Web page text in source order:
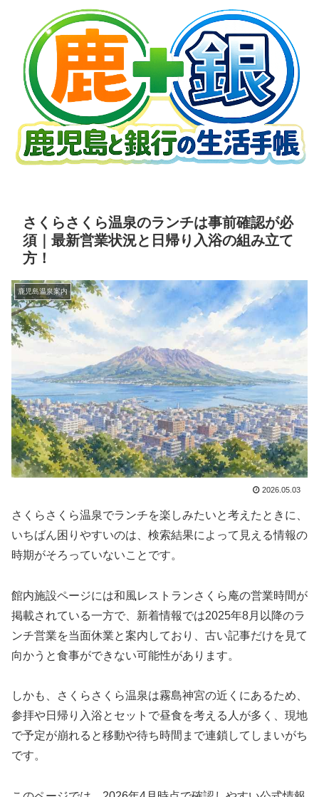
さくらさくら温泉のランチは事前確認が必
須｜最新営業状況と日帰り入浴の組み立て
方！
鹿児島温泉案内
2026.05.03
さくらさくら温泉でランチを楽しみたいと考えたときに、
いちばん困りやすいのは、検索結果によって見える情報の
時期がそろっていないことです。
館内施設ページには和風レストランさくら庵の営業時間が
掲載されている一方で、新着情報では2025年8月以降のラ
ンチ営業を当面休業と案内しており、古い記事だけを見て
向かうと食事ができない可能性があります。
しかも、さくらさくら温泉は霧島神宮の近くにあるため、
参拝や日帰り入浴とセットで昼食を考える人が多く、現地
で予定が崩れると移動や待ち時間まで連鎖してしまいがち
です。